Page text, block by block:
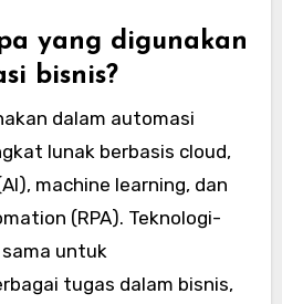
yang digunakan
bisnis?
dalam automasi
lunak berbasis cloud,
machine learning, dan
(RPA). Teknologi-
untuk
tugas dalam bisnis,